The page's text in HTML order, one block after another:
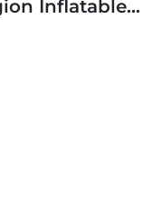
Legion Inflatable Family Run - Sofia